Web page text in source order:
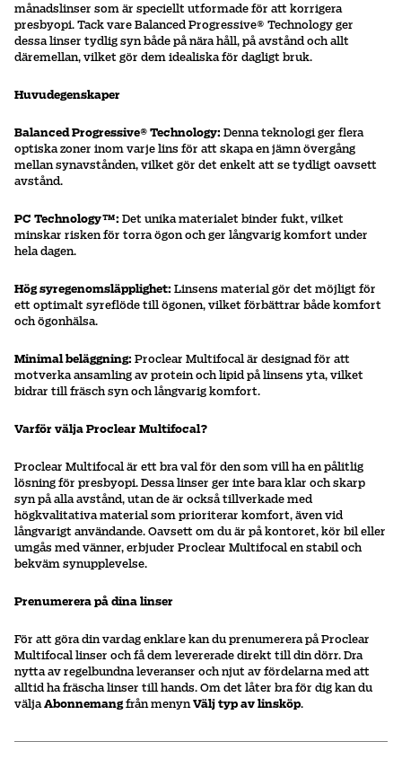
månadslinser som är speciellt utformade för att korrigera
presbyopi. Tack vare Balanced Progressive® Technology ger
dessa linser tydlig syn både på nära håll, på avstånd och allt
däremellan, vilket gör dem idealiska för dagligt bruk.
Huvudegenskaper
Balanced Progressive® Technology: Denna teknologi ger flera
optiska zoner inom varje lins för att skapa en jämn övergång
mellan synavstånden, vilket gör det enkelt att se tydligt oavsett
avstånd.
PC Technology™: Det unika materialet binder fukt, vilket
minskar risken för torra ögon och ger långvarig komfort under
hela dagen.
Hög syregenomsläpplighet: Linsens material gör det möjligt för
ett optimalt syreflöde till ögonen, vilket förbättrar både komfort
och ögonhälsa.
Minimal beläggning: Proclear Multifocal är designad för att
motverka ansamling av protein och lipid på linsens yta, vilket
bidrar till fräsch syn och långvarig komfort.
Varför välja Proclear Multifocal?
Proclear Multifocal är ett bra val för den som vill ha en pålitlig
lösning för presbyopi. Dessa linser ger inte bara klar och skarp
syn på alla avstånd, utan de är också tillverkade med
högkvalitativa material som prioriterar komfort, även vid
långvarigt användande. Oavsett om du är på kontoret, kör bil eller
umgås med vänner, erbjuder Proclear Multifocal en stabil och
bekväm synupplevelse.
Prenumerera på dina linser
För att göra din vardag enklare kan du prenumerera på Proclear
Multifocal linser och få dem levererade direkt till din dörr. Dra
nytta av regelbundna leveranser och njut av fördelarna med att
alltid ha fräscha linser till hands. Om det låter bra för dig kan du
välja Abonnemang från menyn Välj typ av linsköp.